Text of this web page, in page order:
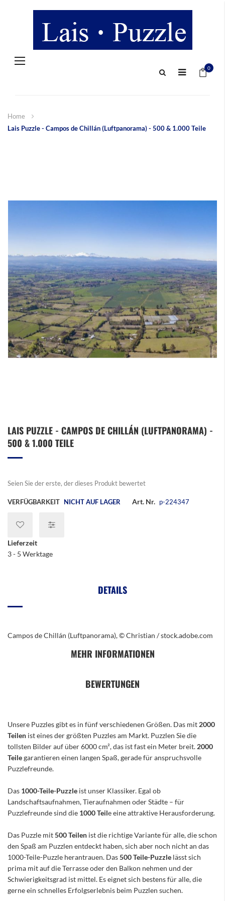
Navigation
0
Home
Lais Puzzle - Campos de Chillán (Luftpanorama) - 500 & 1.000 Teile
Anfang
der
LAIS PUZZLE - CAMPOS DE CHILLÁN (LUFTPANORAMA) -
500 & 1.000 TEILE
Seien Sie der erste, der dieses Produkt bewertet
VERFÜGBARKEIT NICHT AUF LAGER Art. Nr. p-224347
Lieferzeit
3 - 5 Werktage
DETAILS
Campos de Chillán (Luftpanorama), © Christian / stock.adobe.com
MEHR INFORMATIONEN
BEWERTUNGEN
Unsere Puzzles gibt es in fünf verschiedenen Größen. Das mit 2000
Teilen ist eines der größten Puzzles am Markt. Puzzlen Sie die
tollsten Bilder auf über 6000 cm², das ist fast ein Meter breit. 2000
Teilegarantieren einen langen Spaß, gerade für anspruchsvolle
Puzzlefreunde.
Das 1000-Teile-Puzzle ist unser Klassiker. Egal ob
Landschaftsaufnahmen, Tieraufnahmen oder Städte – für
Puzzlefreunde sind die 1000 Teile eine attraktive Herausforderung.
Das Puzzle mit500 Teilen ist die richtige Variante für alle, die schon
den Spaß am Puzzlen entdeckt haben, sich aber noch nicht an das
1000-Teile-Puzzle herantrauen. Das500 Teile-Puzzle lässt sich
prima mit auf die Terrasse oder den Balkon nehmen und der
Schwierigkeitsgrad ist mittel. Es eignet sich bestens für alle, die
gerne ein schnelles Erfolgserlebnis beim Puzzlen suchen.